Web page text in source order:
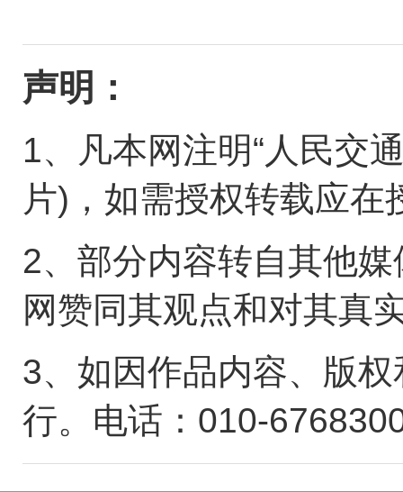
声明：
1、凡本网注明“人民交
片)，如需授权转载应
2、部分内容转自其他
网赞同其观点和对其真
3、如因作品内容、版
行。电话：010-